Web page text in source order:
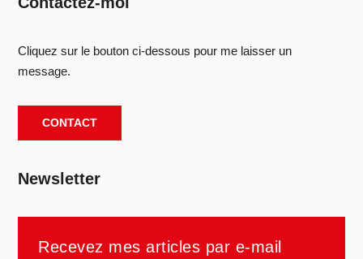
Cliquez sur le bouton ci-dessous pour me laisser un
message.
CONTACT
Newsletter
Recevez mes articles par e-mail